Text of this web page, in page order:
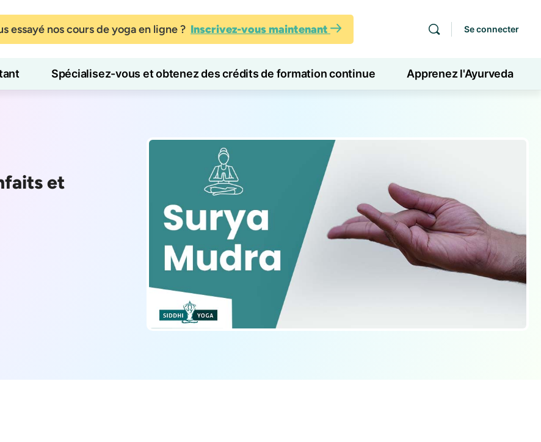
essayé nos cours de yoga en ligne ? Inscrivez-vous maintenant Se connecter
Spécialisez-vous et obtenez des crédits de formation continue Apprenez l'Ayurveda
et